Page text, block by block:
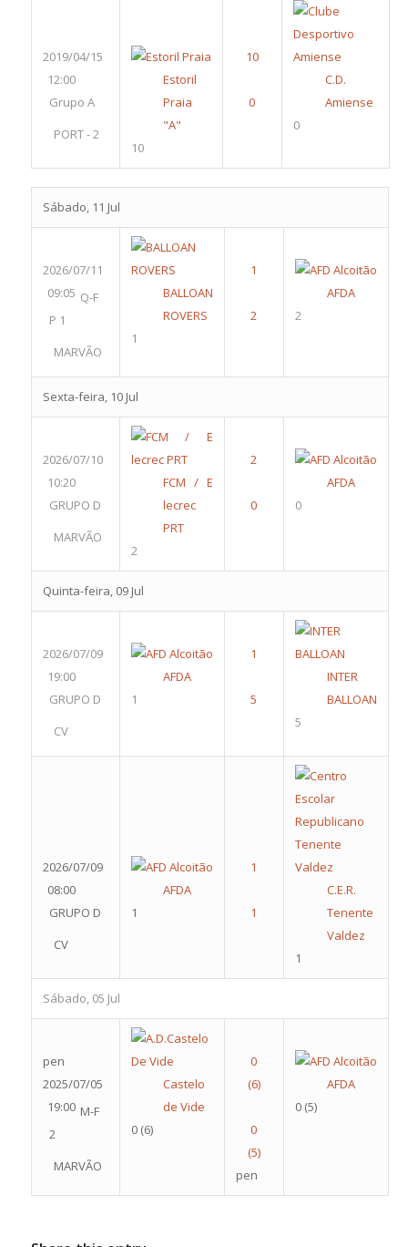
2019/04/15
12:00
Grupo A
PORT - 2
Estoril
Praia
"A"
10
C.D.
Amiense
0
Sábado, 11 Jul
2026/07/11
09:05 Q-F
P 1
MARVÃO
BALLOAN
ROVERS
1
AFDA
2
Sexta-feira, 10 Jul
2026/07/10
10:20
GRUPO D
MARVÃO
FCM / E
lecrec
PRT
2
AFDA
0
Quinta-feira, 09 Jul
2026/07/09
19:00
GRUPO D
CV
AFDA
1
INTER
BALLOAN
5
2026/07/09
08:00
GRUPO D
CV
AFDA
1
C.E.R.
Tenente
Valdez
1
Sábado, 05 Jul
pen
2025/07/05
19:00 M-F
2
MARVÃO
Castelo
de Vide
0 (6)
pen
AFDA
0 (5)